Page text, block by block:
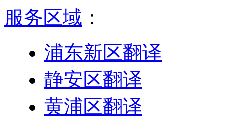
服务区域 ：
浦东新区翻译
静安区翻译
黄浦区翻译